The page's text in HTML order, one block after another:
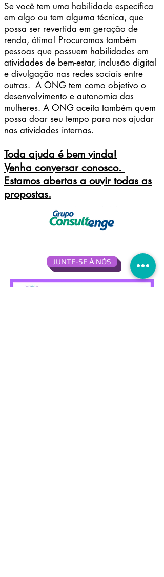
Se você tem uma habilidade específica
em algo ou tem alguma técnica, que
possa ser revertida em geração de
renda, ótimo! Procuramos também
pessoas que possuem habilidades em
atividades de bem-estar, inclusão digital
e divulgação nas redes sociais entre
outras. A ONG tem como objetivo o
desenvolvimento e autonomia das
mulheres. A ONG aceita também quem
possa doar seu tempo para nos ajudar
nas atividades internas.
Toda ajuda é bem vinda!
Venha conversar conosco.
Estamos abertas a ouvir todas as
propostas.
JUNTE-SE À NÓS